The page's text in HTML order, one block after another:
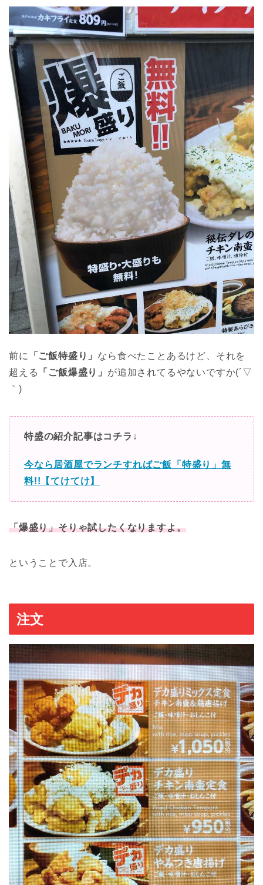
前に 「ご飯特盛り」 なら食べたことあるけど、それを
超える
「ご飯爆盛り」 が追加されてるやないですか(´▽
｀)
特盛の紹介記事はコチラ↓
今なら居酒屋でランチすればご飯「特盛り」無
料!!【てけてけ】
「爆盛り」そりゃ試したくなりますよ。
ということで入店。
注文